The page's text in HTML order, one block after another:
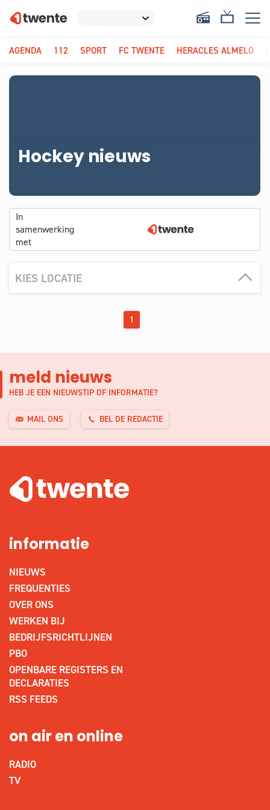
AGENDA 112 SPORT FC TWENTE HERACLES ALMELO
Hockey nieuws
In
samenwerking
met
KIES LOCATIE
1
meld nieuws
HEB JE EEN NIEUWSTIP OF INFORMATIE?
MAIL ONS BEL DE REDACTIE
informatie
NIEUWS
FREQUENTIES
OVER ONS
WERKEN BIJ
BEDRIJFSRICHTLIJNEN
PBO
OPENBARE REGISTERS EN
DECLARATIES
RSS FEEDS
on air en online
RADIO
TV